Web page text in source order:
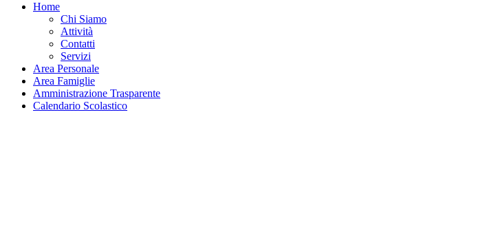
Home
Chi Siamo
Attività
Contatti
Servizi
Area Personale
Area Famiglie
Amministrazione Trasparente
Calendario Scolastico